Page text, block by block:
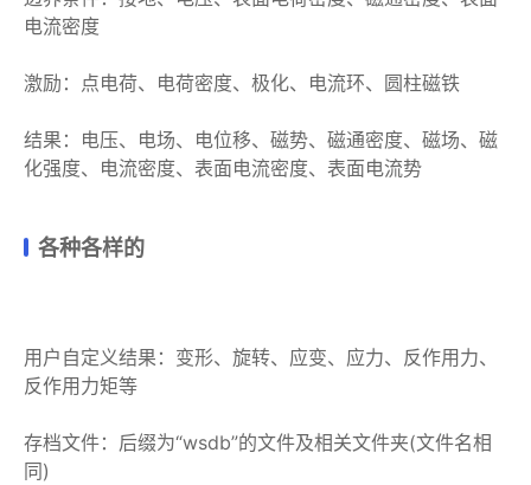
电流密度
激励：点电荷、电荷密度、极化、电流环、圆柱磁铁
结果：电压、电场、电位移、磁势、磁通密度、磁场、磁
化强度、电流密度、表面电流密度、表面电流势
各种各样的
用户自定义结果：变形、旋转、应变、应力、反作用力、
反作用力矩等
存档文件：后缀为“wsdb”的文件及相关文件夹(文件名相
同)